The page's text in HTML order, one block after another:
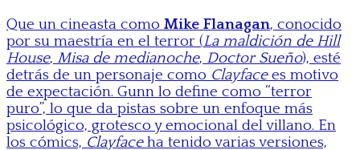
Que un cineasta como Mike Flanagan, conocido
por su maestría en el terror (La maldición de Hill
House, Misa de medianoche, Doctor Sueño), esté
detrás de un personaje como Clayfacees motivo
de expectación. Gunn lo define como “terror
puro”, lo que da pistas sobre un enfoque más
psicológico, grotesco y emocional del villano. En
los cómics, Clayfaceha tenido varias versiones,